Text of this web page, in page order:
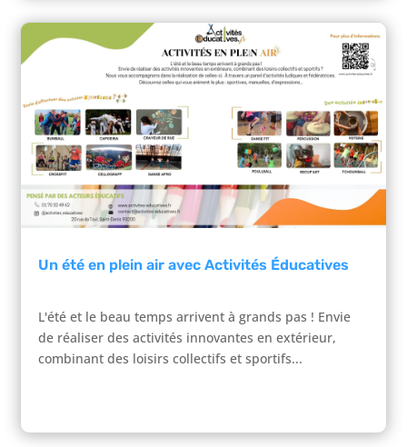
Un été en plein air avec Activités Éducatives
L'été et le beau temps arrivent à grands pas ! Envie
de réaliser des activités innovantes en extérieur,
combinant des loisirs collectifs et sportifs...